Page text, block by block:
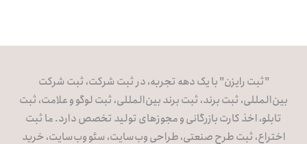
"ثبت رایزن" با یک دهه تجربه، در ثبت شرکت، ثبت شرکت
بین‌المللی، ثبت برند، ثبت برند بین‌المللی، ثبت لوگو و علامت، ثبت
تابلو، اخذ کارت بازرگانی و مجوزهای تولید تخصص دارد. ما ثبت
اختراع، ثبت طرح صنعتی، طراحی وب‌سایت، سئو وب‌سایت، خرید